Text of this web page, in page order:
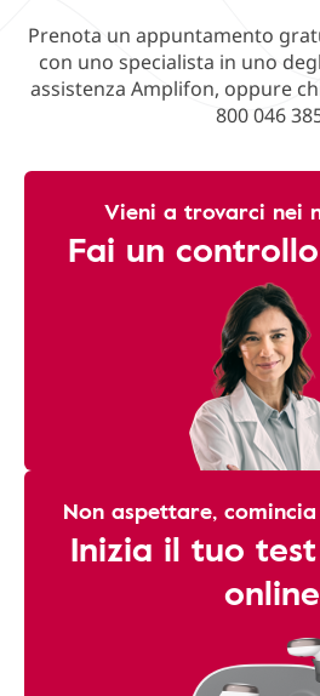
Prenota un appuntamento
con uno specialista in uno
assistenza Amplifon, oppure
800 046
Vieni a trovarci nei
Fai un
Non aspettare,
Inizia il tuo
online